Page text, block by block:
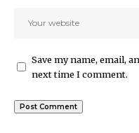
Save my name, email,
next time I comment.